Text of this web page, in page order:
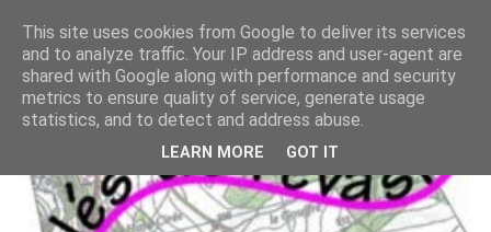
This site uses cookies from Google to deliver its services
and to analyze traffic. Your IP address and user-agent are
shared with Google along with performance and security
metrics to ensure quality of service, generate usage
statistics, and to detect and address abuse.
LEARN MORE GOT IT